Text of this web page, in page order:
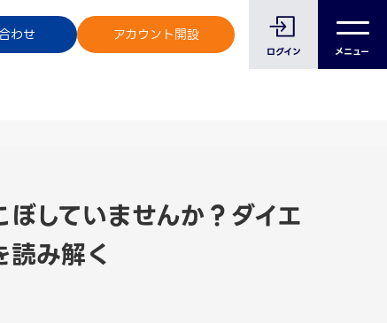
わせ アカウント開設
ログイン メニュー
様へ
していませんか？ダイエ
読み解く